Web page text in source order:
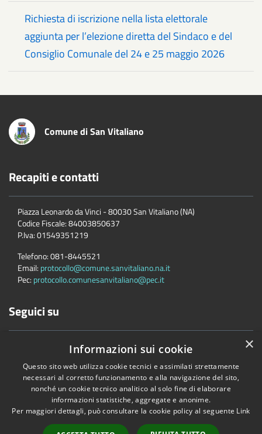
Richiesta di iscrizione nella lista elettorale
aggiunta per l’elezione diretta del Sindaco e del
Consiglio Comunale del 24 e 25 maggio 2026
Comune di San Vitaliano
Recapiti e contatti
Piazza Leonardo da Vinci - 80030 San Vitaliano (NA)
Codice Fiscale:84003850637
P.Iva:01549351219
Telefono:081-8445521
Email: protocollo@comune.sanvitaliano.na.it
Pec: protocollo.comunesanvitaliano@pec.it
Seguici su
Accessibilità Privacy Cookie
Mappa del sito
Copyright © 2026 • Comune di San Vitaliano • Powered byMunicipium
×
Informazioni sui cookie
Questo sito web utilizza cookie tecnici e assimilati strettamente
necessari al corretto funzionamento e alla navigazione del sito,
nonché un cookie tecnico analitico al solo fine di elaborare
informazioni statistiche, aggregate e anonime.
Per maggiori dettagli, può consultare la cookie policy al seguente Link